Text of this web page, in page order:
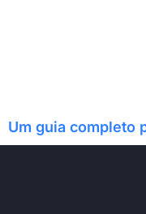
Um guia completo